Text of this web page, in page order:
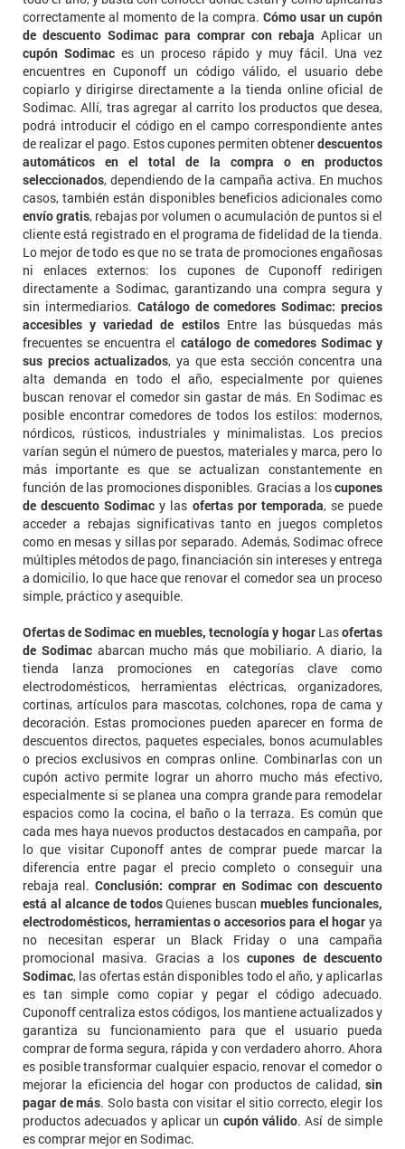
correctamente al momento de la compra. Cómo usar un cupón
de descuento Sodimac para comprar con rebaja Aplicar un
cupón Sodimac es un proceso rápido y muy fácil. Una vez
encuentres en Cuponoff un código válido, el usuario debe
copiarlo y dirigirse directamente a la tienda online oficial de
Sodimac. Allí, tras agregar al carrito los productos que desea,
podrá introducir el código en el campo correspondiente antes
de realizar el pago. Estos cupones permiten obtenerdescuentos
automáticos en el total de la compra o en productos
seleccionados, dependiendo de la campaña activa. En muchos
casos, también están disponibles beneficios adicionales como
envío gratis, rebajas por volumen o acumulación de puntos si el
cliente está registrado en el programa de fidelidad de la tienda.
Lo mejor de todo es que no se trata de promociones engañosas
ni enlaces externos: los cupones de Cuponoff redirigen
directamente a Sodimac, garantizando una compra segura y
sin intermediarios. Catálogo de comedores Sodimac: precios
accesibles y variedad de estilosEntre las búsquedas más
frecuentes se encuentra el catálogo de comedores Sodimac y
sus precios actualizados, ya que esta sección concentra una
alta demanda en todo el año, especialmente por quienes
buscan renovar el comedor sin gastar de más. En Sodimac es
posible encontrar comedores de todos los estilos: modernos,
nórdicos, rústicos, industriales y minimalistas. Los precios
varían según el número de puestos, materiales y marca, pero lo
más importante es que se actualizan constantemente en
función de las promociones disponibles. Gracias a loscupones
de descuento Sodimac y las ofertas por temporada, se puede
acceder a rebajas significativas tanto en juegos completos
como en mesas y sillas por separado. Además, Sodimac ofrece
múltiples métodos de pago, financiación sin intereses y entrega
a domicilio, lo que hace que renovar el comedor sea un proceso
simple, práctico y asequible.
Ofertas de Sodimac en muebles, tecnología y hogarLasofertas
de Sodimacabarcan mucho más que mobiliario. A diario, la
tienda lanza promociones en categorías clave como
electrodomésticos, herramientas eléctricas, organizadores,
cortinas, artículos para mascotas, colchones, ropa de cama y
decoración. Estas promociones pueden aparecer en forma de
descuentos directos, paquetes especiales, bonos acumulables
o precios exclusivos en compras online. Combinarlas con un
cupón activo permite lograr un ahorro mucho más efectivo,
especialmente si se planea una compra grande para remodelar
espacios como la cocina, el baño o la terraza. Es común que
cada mes haya nuevos productos destacados en campaña, por
lo que visitar Cuponoff antes de comprar puede marcar la
diferencia entre pagar el precio completo o conseguir una
rebaja real.Conclusión: comprar en Sodimac con descuento
está al alcance de todosQuienes buscanmuebles funcionales,
electrodomésticos, herramientas o accesorios para el hogar ya
no necesitan esperar un Black Friday o una campaña
promocional masiva. Gracias a loscupones de descuento
Sodimac, las ofertas están disponibles todo el año, y aplicarlas
es tan simple como copiar y pegar el código adecuado.
Cuponoff centraliza estos códigos, los mantiene actualizados y
garantiza su funcionamiento para que el usuario pueda
comprar de forma segura, rápida y con verdadero ahorro. Ahora
es posible transformar cualquier espacio, renovar el comedor o
mejorar la eficiencia del hogar con productos de calidad, sin
pagar de más. Solo basta con visitar el sitio correcto, elegir los
productos adecuados y aplicar un cupón válido. Así de simple
es comprar mejor en Sodimac.